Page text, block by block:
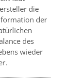
die
der
des
wieder